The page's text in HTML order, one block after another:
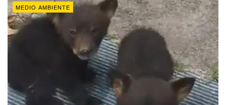
MEDIO AMBIENTE